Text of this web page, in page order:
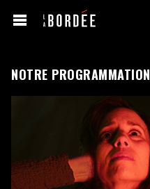
NOTRE PROGRAMMATION